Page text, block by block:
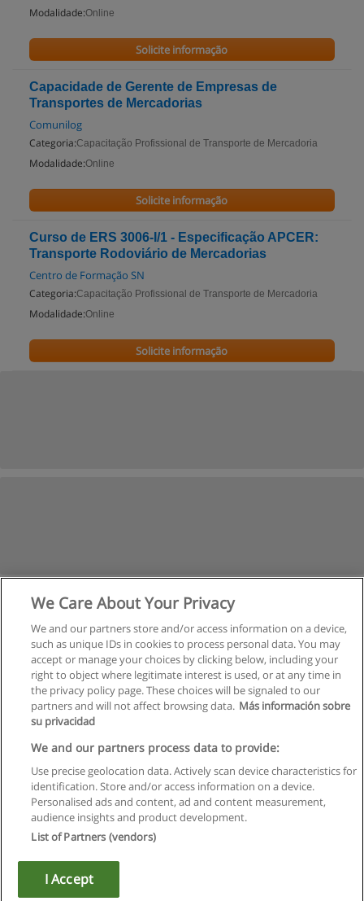
Modalidade:Online
Solicite informação
Capacidade de Gerente de Empresas de
Transportes de Mercadorias
Comunilog
Categoria:Capacitação Profissional de Transporte de Mercadoria
Modalidade:Online
Solicite informação
Curso de ERS 3006-I/1 - Especificação APCER:
Transporte Rodoviário de Mercadorias
Centro de Formação SN
Categoria:Capacitação Profissional de Transporte de Mercadoria
Modalidade:Online
Solicite informação
Regras de uso
Privacidade de dados
Entrar em contato com Educaedu
Copyright © Educaedu Business S.L. - CIF : B-95610580: -
We Care About Your Privacy
We and our partners store and/or access information on a device,
such as unique IDs in cookies to process personal data. You may
accept or manage your choices by clicking below, including your
right to object where legitimate interest is used, or at any time in
the privacy policy page. These choices will be signaled to our
partners and will not affect browsing data. Más información sobre
su privacidad
We and our partners process data to provide:
Use precise geolocation data. Actively scan device characteristics for
identification. Store and/or access information on a device.
Personalised ads and content, ad and content measurement,
audience insights and product development.
List of Partners (vendors)
I Accept